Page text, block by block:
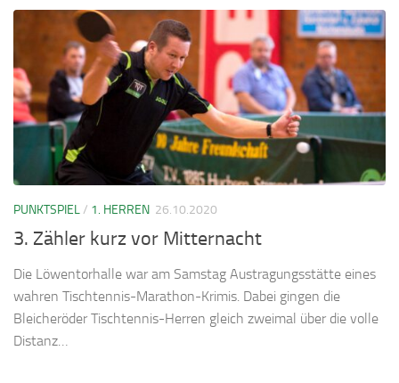
PUNKTSPIEL/ 1. HERREN 26.10.2020
3. Zähler kurz vor Mitternacht
Die Löwentorhalle war am Samstag Austragungsstätte eines
wahren Tischtennis-Marathon-Krimis. Dabei gingen die
Bleicheröder Tischtennis-Herren gleich zweimal über die volle
Distanz…